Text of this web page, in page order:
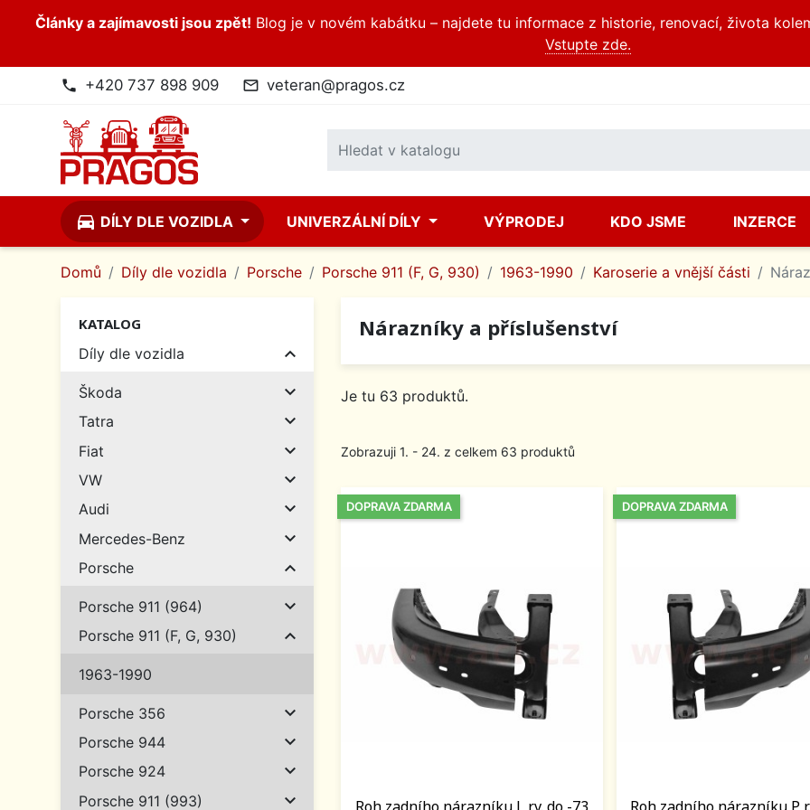
Články a zajímavosti jsou zpět! Blog je v novém kabátku – najdete tu informace z historie, renovací, života
Vstupte zde.
phone +420 737 898 909 mail_outline veteran@pragos.cz
directions_car DÍLY DLE VOZIDLA UNIVERZÁLNÍ DÍLY VÝPRODEJ KDO JSME INZERCE
Domů Díly dle vozidla Porsche Porsche 911 (F, G, 930) 1963-1990 Karoserie a vnější části
KATALOG
Díly dle vozidla

Škoda 
Tatra 
Fiat 
VW 
Audi 
Mercedes-Benz 
Porsche 
Porsche 911 (964) 
Porsche 911 (F, G, 930) 
1963-1990
Porsche 356 
Porsche 944 
Porsche 924 
Porsche 911 (993) 
Nárazníky a příslušenství
Je tu 63 produktů.
Zobrazuji 1. - 24. z celkem 63 produktů
DOPRAVA ZDARMA DOPRAVA ZDARMA